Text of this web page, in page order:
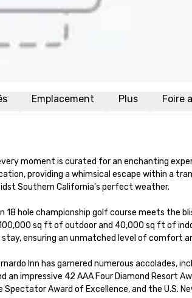
Emplacement Plus Foire
moment is curated for an enchanting
providing a whimsical escape within a
Southern California's perfect weather.
18 hole championship golf course meets the
sq ft of outdoor and 40,000 sq ft of
ensuring an unmatched level of comfort
Inn has garnered numerous accolades,
an impressive 42 AAA Four Diamond Resort
Award of Excellence, and the U.S.